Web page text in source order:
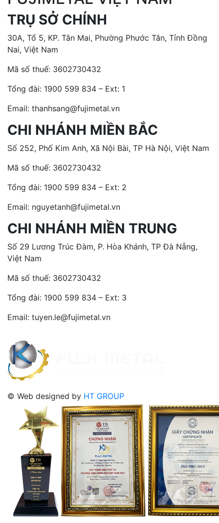
TRỤ SỞ CHÍNH
30A, Tổ 5, KP. Tân Mai, Phường Phước Tân, Tỉnh Đồng
Nai, Việt Nam
Mã số thuế: 3602730432
Tổng đài: 1900 599 834 – Ext: 1
Email: thanhsang@fujimetal.vn
CHI NHÁNH MIỀN BẮC
Số 252, Phố Kim Anh, Xã Nội Bài, TP Hà Nội, Việt Nam
Mã số thuế: 3602730432
Tổng đài: 1900 599 834 – Ext: 2
Email: nguyetanh@fujimetal.vn
CHI NHÁNH MIỀN TRUNG
Số 29 Lương Trúc Đàm, P. Hòa Khánh, TP Đà Nẵng,
Việt Nam
Mã số thuế: 3602730432
Tổng đài: 1900 599 834 – Ext: 3
Email: tuyen.le@fujimetal.vn
© Web designed by HT GROUP